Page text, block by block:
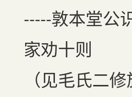
-----敦本堂公
家劝十则
（见毛氏二修